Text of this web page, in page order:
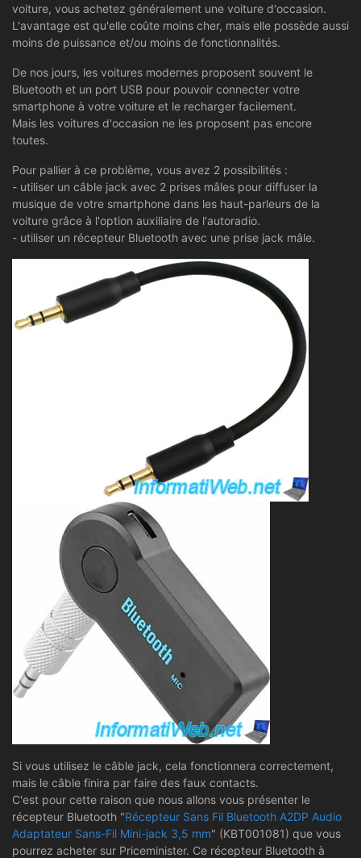
voiture, vous achetez généralement une voiture d'occasion.
L'avantage est qu'elle coûte moins cher, mais elle possède aussi
moins de puissance et/ou moins de fonctionnalités.
De nos jours, les voitures modernes proposent souvent le
Bluetooth et un port USB pour pouvoir connecter votre
smartphone à votre voiture et le recharger facilement.
Mais les voitures d'occasion ne les proposent pas encore
toutes.
Pour pallier à ce problème, vous avez 2 possibilités :
- utiliser un câble jack avec 2 prises mâles pour diffuser la
musique de votre smartphone dans les haut-parleurs de la
voiture grâce à l'option auxiliaire de l'autoradio.
- utiliser un récepteur Bluetooth avec une prise jack mâle.
Si vous utilisez le câble jack, cela fonctionnera correctement,
mais le câble finira par faire des faux contacts.
C'est pour cette raison que nous allons vous présenter le
récepteur Bluetooth "Récepteur Sans Fil Bluetooth A2DP Audio
Adaptateur Sans-Fil Mini-jack 3,5 mm" (KBT001081) que vous
pourrez acheter sur Priceminister. Ce récepteur Bluetooth à